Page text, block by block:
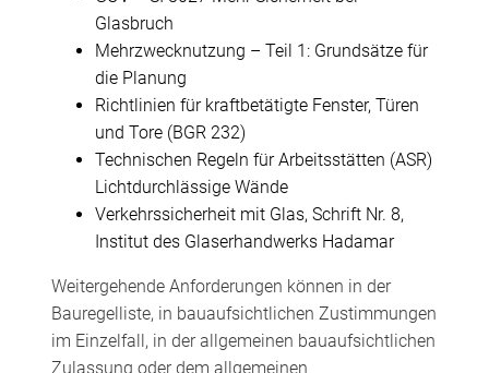
Glasbruch
Mehrzwecknutzung – Teil 1: Grundsätze für
die Planung
Richtlinien für kraftbetätigte Fenster, Türen
und Tore (BGR 232)
Technischen Regeln für Arbeitsstätten (ASR)
Lichtdurchlässige Wände
Verkehrssicherheit mit Glas, Schrift Nr. 8,
Institut des Glaserhandwerks Hadamar
Weitergehende Anforderungen können in der
Bauregelliste, in bauaufsichtlichen Zustimmungen
im Einzelfall, in der allgemeinen bauaufsichtlichen
Zulassung oder dem allgemeinen